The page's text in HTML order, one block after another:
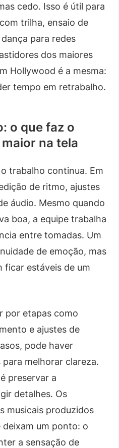
cedo. Isso é útil para
trilha, ensaio de
para redes
dos maiores
Hollywood é a mesma:
tempo em retrabalho.
o que faz o
na tela
trabalho continua. Em
de ritmo, ajustes
áudio. Mesmo quando
boa, a equipe trabalha
entre tomadas. Um
de emoção, mas
ficar estáveis de um
por etapas como
e ajustes de
pode haver
melhorar clareza.
preservar a
detalhes. Os
musicais produzidos
um ponto: o
a sensação de